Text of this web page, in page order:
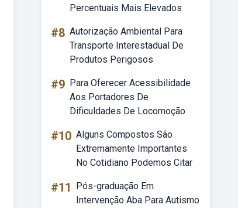
Percentuais Mais Elevados
#8 Autorização Ambiental Para
Transporte Interestadual De
Produtos Perigosos
#9 Para Oferecer Acessibilidade
Aos Portadores De
Dificuldades De Locomoção
#10 Alguns Compostos São
Extremamente Importantes
No Cotidiano Podemos Citar
#11
Pós-graduação Em
Intervenção Aba Para Autismo